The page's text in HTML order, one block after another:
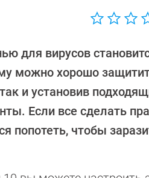
для вирусов
можно хорошо
и установив
Если все сделать
попотеть, чтобы